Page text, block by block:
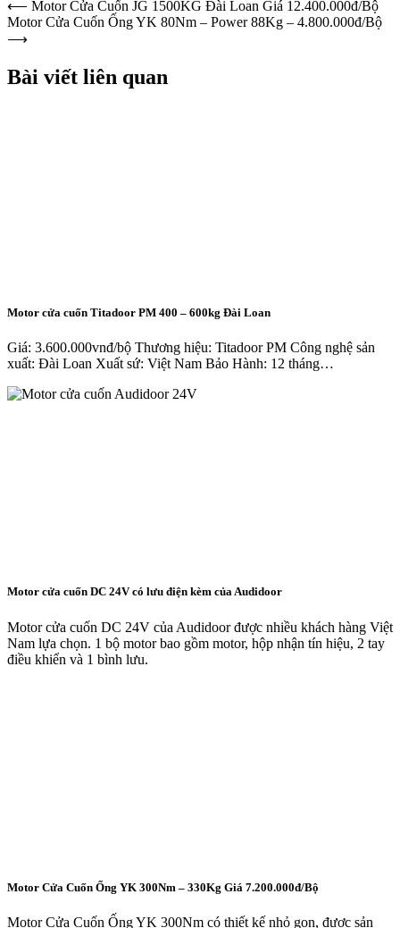
Điều
hướng
viết
⟵ Motor Cửa Cuốn JG 1500KG Đài Loan Giá 12.400.000đ/Bộ
Motor Cửa Cuốn Ống YK 80Nm – Power 88Kg – 4.800.000đ/Bộ
⟶
Bài viết liên quan
Motor cửa cuốn Titadoor PM 400 – 600kg Đài Loan
Giá: 3.600.000vnđ/bộ Thương hiệu: Titadoor PM Công nghệ sản
xuất: Đài Loan Xuất sứ: Việt Nam Bảo Hành: 12 tháng…
Motor cửa cuốn DC 24V có lưu điện kèm của Audidoor
Motor cửa cuốn DC 24V của Audidoor được nhiều khách hàng Việt
Nam lựa chọn. 1 bộ motor bao gồm motor, hộp nhận tín hiệu, 2 tay
điều khiển và 1 bình lưu.
Motor Cửa Cuốn Ống YK 300Nm – 330Kg Giá 7.200.000đ/Bộ
Motor Cửa Cuốn Ống YK 300Nm có thiết kế nhỏ gọn, được sản